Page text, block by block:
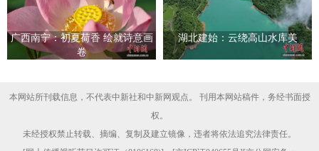
广西南宁：初夏荷香 绘就诗意画
卷
湖北建始：云绕高山水库美
本网站所刊载信息，不代表中新社和中新网观点。 刊用本网站稿件，务经书面授
权。
未经授权禁止转载、摘编、复制及建立镜像，违者将依法追究法律责任。